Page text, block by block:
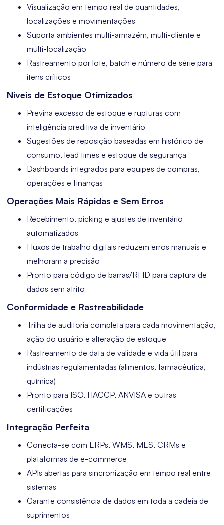
Visualização em tempo real de quantidades,
localizações e movimentações
Suporta ambientes multi-armazém, multi-cliente e
multi-localização
Rastreamento por lote, batch e número de série para
itens críticos
Níveis de Estoque Otimizados
Previna excesso de estoque e rupturas com
inteligência preditiva de inventário
Sugestões de reposição baseadas em histórico de
consumo, lead times e estoque de segurança
Dashboards integrados para equipes de compras,
operações e finanças
Operações Mais Rápidas e Sem Erros
Recebimento, picking e ajustes de inventário
automatizados
Fluxos de trabalho digitais reduzem erros manuais e
melhoram a precisão
Pronto para código de barras/RFID para captura de
dados sem atrito
Conformidade e Rastreabilidade
Trilha de auditoria completa para cada movimentação,
ação do usuário e alteração de estoque
Rastreamento de data de validade e vida útil para
indústrias regulamentadas (alimentos, farmacêutica,
química)
Pronto para ISO, HACCP, ANVISA e outras
certificações
Integração Perfeita
Conecta-se com ERPs, WMS, MES, CRMs e
plataformas de e-commerce
APIs abertas para sincronização em tempo real entre
sistemas
Garante consistência de dados em toda a cadeia de
suprimentos